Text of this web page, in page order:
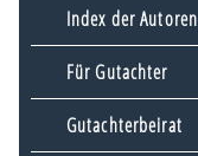
Index der Autoren
Für Gutachter
Gutachterbeirat